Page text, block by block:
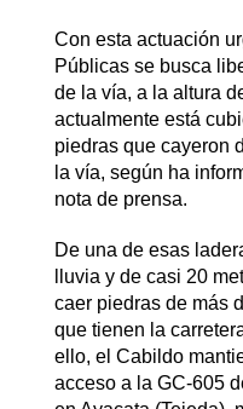
Con esta actuación
Públicas se busca
de la vía, a la altura
actualmente está
piedras que cayeron
la vía, según ha
nota de prensa.
De una de esas
lluvia y de casi 20
caer piedras de más
que tienen la
ello, el Cabildo
acceso a la GC-605